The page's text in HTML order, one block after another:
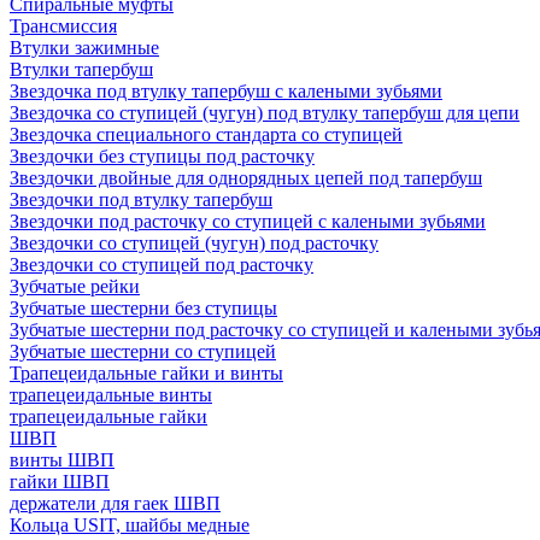
Спиральные муфты
Трансмиссия
Втулки зажимные
Втулки тапербуш
Звездочка под втулку тапербуш c калеными зубьями
Звездочка со ступицей (чугун) под втулку тапербуш для цепи
Звездочка специального стандарта со ступицей
Звездочки без ступицы под расточку
Звездочки двойные для однорядных цепей под тапербуш
Звездочки под втулку тапербуш
Звездочки под расточку со ступицей с калеными зубьями
Звездочки со ступицей (чугун) под расточку
Звездочки со ступицей под расточку
Зубчатые рейки
Зубчатые шестерни без ступицы
Зубчатые шестерни под расточку со ступицей и калеными
Зубчатые шестерни со ступицей
Трапецеидальные гайки и винты
трапецеидальные винты
трапецеидальные гайки
ШВП
винты ШВП
гайки ШВП
держатели для гаек ШВП
Кольца USIT, шайбы медные